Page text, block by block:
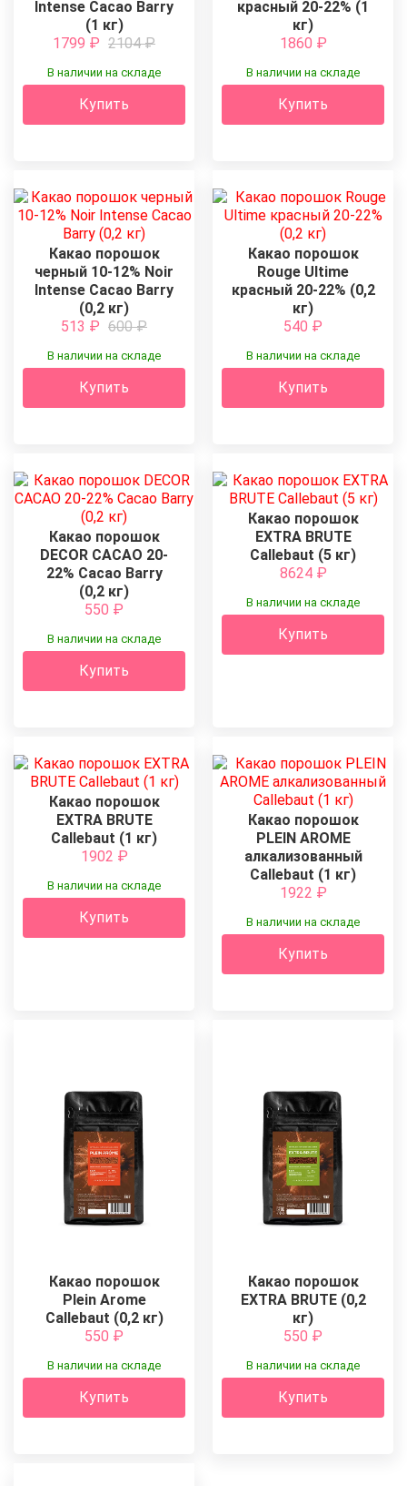
Intense Cacao Barry
(1 кг)
1799 ₽ 2104₽
В наличии на складе
Купить
красный 20-22% (1
кг)
1860 ₽
В наличии на складе
Купить
Какао порошок
черный 10-12% Noir
Intense Cacao Barry
(0,2 кг)
513 ₽ 600₽
В наличии на складе
Купить
Какао порошок
Rouge Ultime
красный 20-22% (0,2
кг)
540 ₽
В наличии на складе
Купить
Какао порошок
DECOR CACAO 20-
22% Cacao Barry
(0,2 кг)
550 ₽
В наличии на складе
Купить
Какао порошок
EXTRA BRUTE
Callebaut (5 кг)
8624 ₽
В наличии на складе
Купить
Какао порошок
EXTRA BRUTE
Callebaut (1 кг)
1902 ₽
В наличии на складе
Купить
Какао порошок
PLEIN AROME
алкализованный
Callebaut (1 кг)
1922 ₽
В наличии на складе
Купить
Какао порошок
Plein Arome
Callebaut (0,2 кг)
550 ₽
В наличии на складе
Купить
Какао порошок
EXTRA BRUTE (0,2
кг)
550 ₽
В наличии на складе
Купить